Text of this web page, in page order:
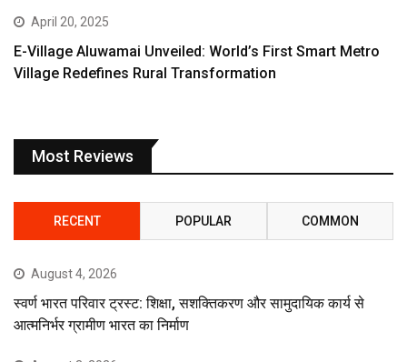
April 20, 2025
E-Village Aluwamai Unveiled: World’s First Smart Metro
Village Redefines Rural Transformation
Most Reviews
RECENT POPULAR COMMON
August 4, 2026
स्वर्ण भारत परिवार ट्रस्ट: शिक्षा, सशक्तिकरण और सामुदायिक कार्य से
आत्मनिर्भर ग्रामीण भारत का निर्माण